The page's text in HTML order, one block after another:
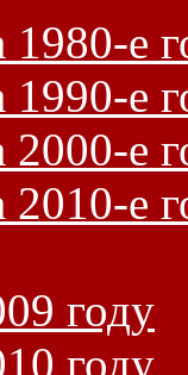
1980-е
1990-е
2000-е
2010-е
году
году